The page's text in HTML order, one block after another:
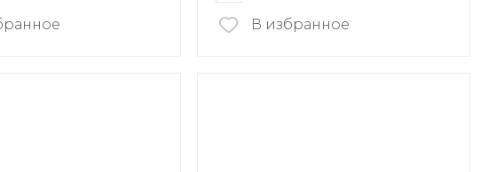
В избранное